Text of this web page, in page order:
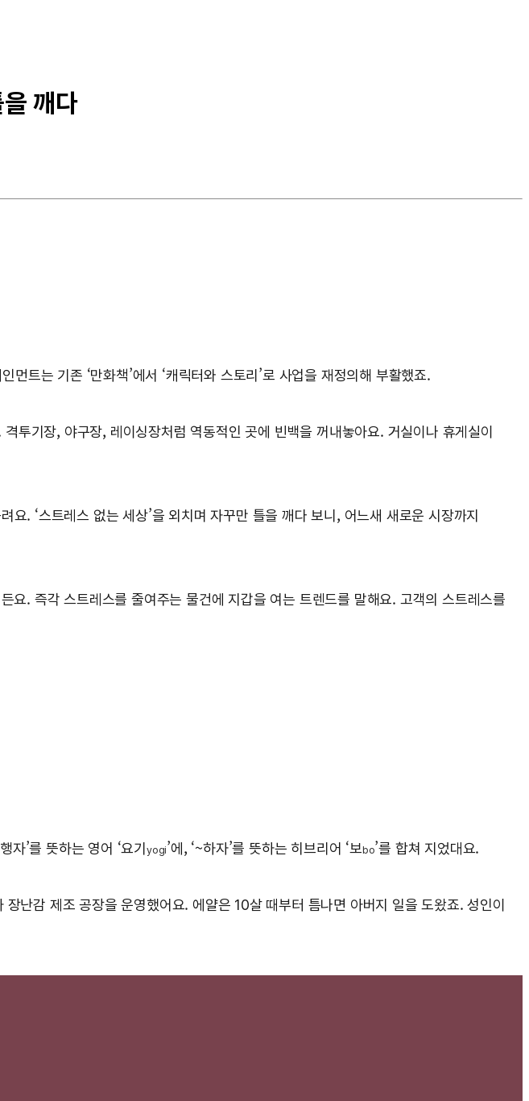
깨다
트는 기존 ‘만화책’에서 ‘캐릭터와 스토리’로 사업을 재정의해 부활했죠.
격투기장, 야구장, 레이싱장처럼 역동적인 곳에 빈백을 꺼내놓아요. 거실이나 휴게실이
. ‘스트레스 없는 세상’을 외치며 자꾸만 틀을 깨다 보니, 어느새 새로운 시장까지
든요. 즉각 스트레스를 줄여주는 물건에 지갑을 여는 트렌드를 말해요. 고객의 스트레스를
’를 뜻하는 영어 ‘요기 yogi’에, ‘~하자’를 뜻하는 히브리어 ‘보bo’를 합쳐 지었대요.
난감 제조 공장을 운영했어요. 에얄은 10살 때부터 틈나면 아버지 일을 도왔죠. 성인이